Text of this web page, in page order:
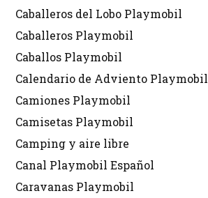
Caballeros del Lobo Playmobil
Caballeros Playmobil
Caballos Playmobil
Calendario de Adviento Playmobil
Camiones Playmobil
Camisetas Playmobil
Camping y aire libre
Canal Playmobil Español
Caravanas Playmobil